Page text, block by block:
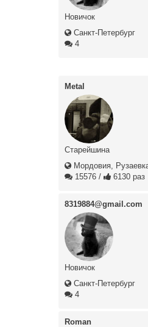
Новичок
Санкт-Петербург
4
Metal
Старейшина
Мордовия,
15576 / 6130 раз
8319884@gmail.com
Новичок
Санкт-Петербург
4
Roman